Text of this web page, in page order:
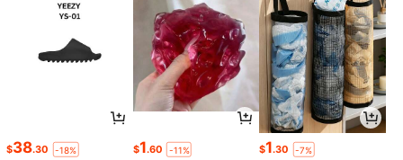
$38.30 -18% $1.60 -11% $1.30 -7%